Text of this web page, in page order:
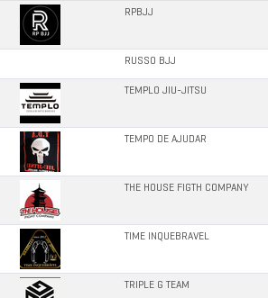
RPBJJ
RUSSO BJJ
TEMPLO JIU-JITSU
TEMPO DE AJUDAR
THE HOUSE FIGTH COMPANY
TIME INQUEBRAVEL
TRIPLE G TEAM